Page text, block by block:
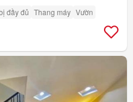
đầy đủ Thang máy Vườn